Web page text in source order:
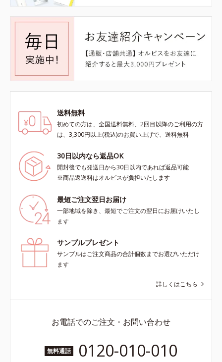
送料無料
初めての方は、全国送料無料、2回目以降のご利用の方
は、3,300円以上(税込)のお買い上げで、送料無料
30日以内なら返品OK
開封後でも発送日から30日以内であれば返品可能
※商品返送料はオルビスが負担いたします
最短ご注文翌日お届け
一部地域を除き、最短でご注文の翌日にお届けいたし
ます
サンプルプレゼント
サンプルはご注文商品の合計個数までお選びいただけ
ます
詳しくはこちら
お電話でのご注文・お問い合わせ
無料通話 0120-010-010